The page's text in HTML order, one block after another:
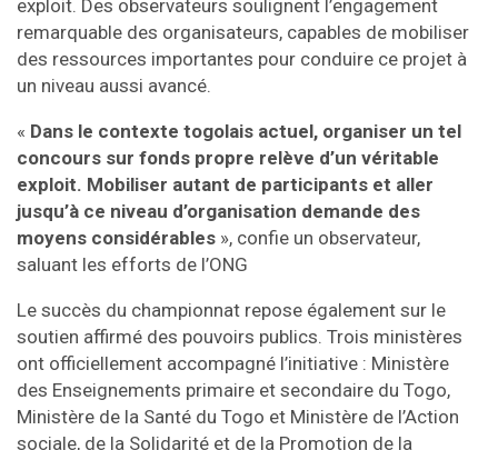
exploit. Des observateurs soulignent l’engagement
remarquable des organisateurs, capables de mobiliser
des ressources importantes pour conduire ce projet à
un niveau aussi avancé.
« Dans le contexte togolais actuel, organiser un tel
concours sur fonds propre relève d’un véritable
exploit. Mobiliser autant de participants et aller
jusqu’à ce niveau d’organisation demande des
moyens considérables », confie un observateur,
saluant les efforts de l’ONG
Le succès du championnat repose également sur le
soutien affirmé des pouvoirs publics. Trois ministères
ont officiellement accompagné l’initiative : Ministère
des Enseignements primaire et secondaire du Togo,
Ministère de la Santé du Togo et Ministère de l’Action
sociale, de la Solidarité et de la Promotion de la